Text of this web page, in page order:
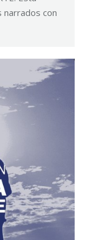
narrados con